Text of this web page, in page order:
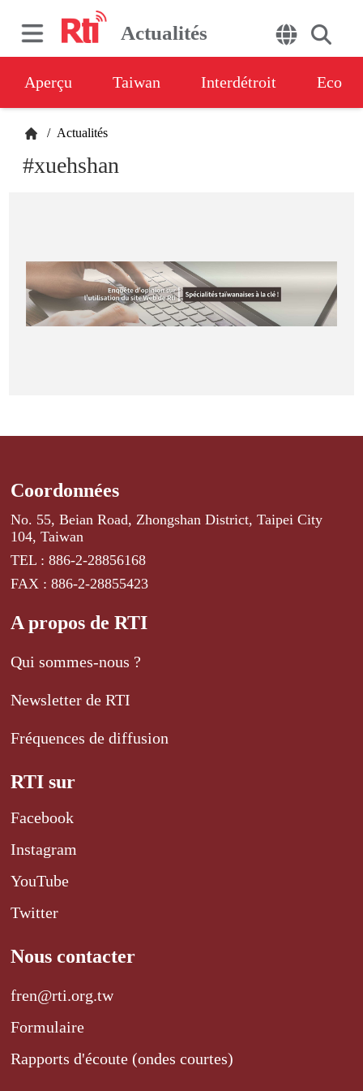
Actualités
Aperçu Taiwan Interdétroit Eco
/ Actualités
#xuehshan
Coordonnées
No. 55, Beian Road, Zhongshan District, Taipei City
104, Taiwan
TEL : 886-2-28856168
FAX : 886-2-28855423
A propos de RTI
Qui sommes-nous ?
Newsletter de RTI
Fréquences de diffusion
RTI sur
Facebook
Instagram
YouTube
Twitter
Nous contacter
fren@rti.org.tw
Formulaire
Rapports d'écoute (ondes courtes)